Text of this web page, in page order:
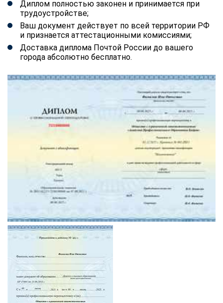
Диплом полностью законен и принимается при
трудоустройстве;
Ваш документ действует по всей территории РФ
и признается аттестационными комиссиями;
Доставка диплома Почтой России до вашего
города абсолютно бесплатно.